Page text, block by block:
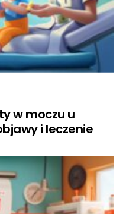
w moczu u
i leczenie